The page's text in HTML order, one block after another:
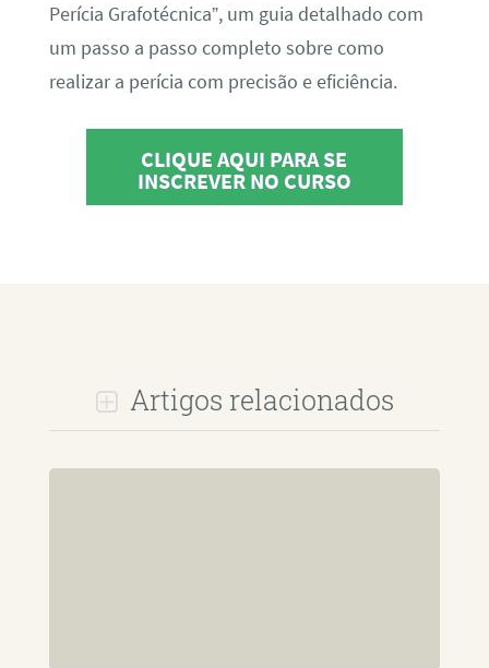
Perícia Grafotécnica”, um guia detalhado com
um passo a passo completo sobre como
realizar a perícia com precisão e eficiência.
CLIQUE AQUI PARA SE
INSCREVER NO CURSO
Artigos relacionados